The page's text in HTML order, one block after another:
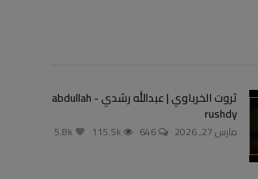
ثروت الخرباوي | عبدالله رشدي - abdullah
rushdy
مارس 27, 2026 646
115.5k